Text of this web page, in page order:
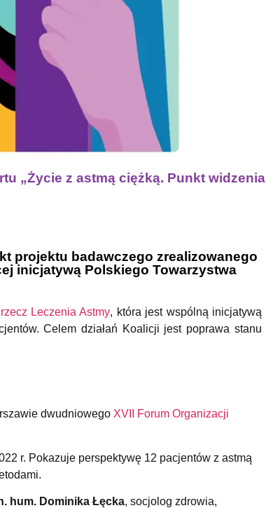
„Życie z astmą ciężką. Punkt widzenia
projektu badawczego zrealizowanego
inicjatywą Polskiego Towarzystwa
Leczenia Astmy, która jest wspólną inicjatywą
Celem działań Koalicji jest poprawa stanu
dwudniowego XVII Forum Organizacji
r. Pokazuje perspektywę 12 pacjentów z astmą
hum. Dominika Łęcka, socjolog zdrowia,